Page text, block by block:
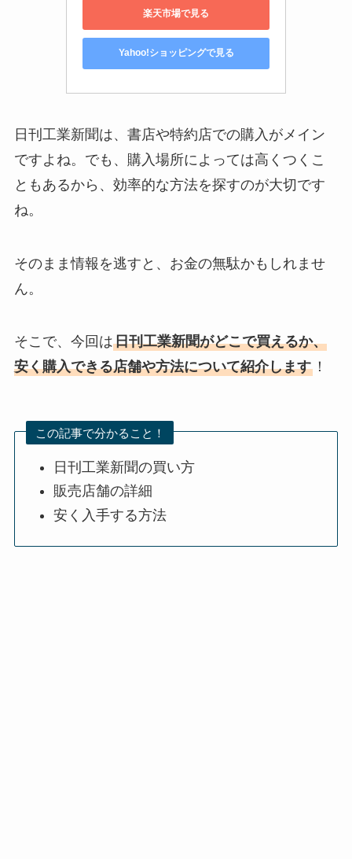
楽天市場で見る
Yahoo!ショッピングで見る
日刊工業新聞は、書店や特約店での購入がメイン
ですよね。でも、購入場所によっては高くつくこ
ともあるから、効率的な方法を探すのが大切です
ね。
そのまま情報を逃すと、お金の無駄かもしれませ
ん。
そこで、今回は日刊工業新聞がどこで買えるか、
安く購入できる店舗や方法について紹介します！
この記事で分かること！
日刊工業新聞の買い方
販売店舗の詳細
安く入手する方法